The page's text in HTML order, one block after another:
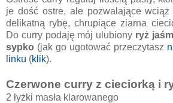
je dość ostre, ale pozwalające
delikatną rybę, chrupiące ziarna
Do curry podaję mój ulubiony ryż
sypko (jak go ugotować przeczytasz
linku (klik).
Czerwone curry z cieciorką i
2 łyżki masła klarowanego